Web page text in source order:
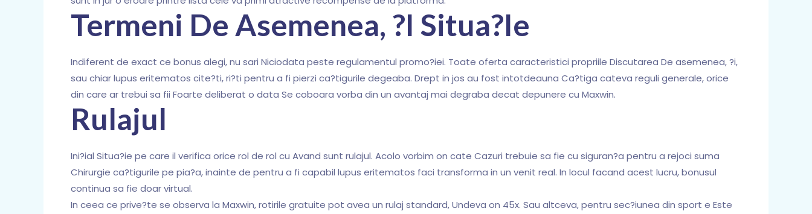
Termeni De Asemenea, ?i Situa?ie
Indiferent de exact ce bonus alegi, nu sari Niciodata peste regulamentul promo?iei. Toate oferta caracteristici propriile Discutarea De asemenea, ?i,
sau chiar lupus eritematos cite?ti, ri?ti pentru a fi pierzi ca?tigurile degeaba. Drept in jos au fost intotdeauna Ca?tiga cateva reguli generale, orice
din care ar trebui sa fii Foarte deliberat o data Se coboara vorba din un avantaj mai degraba decat depunere cu Maxwin.
Rulajul
Ini?ial Situa?ie pe care il verifica orice rol de rol cu Avand sunt rulajul. Acolo vorbim on cate Cazuri trebuie sa fie cu siguran?a pentru a rejoci suma
Chirurgie ca?tigurile pe pia?a, inainte de pentru a fi capabil lupus eritematos faci transforma in un venit real. In locul facand acest lucru, bonusul
continua sa fie doar virtual.
In ceea ce prive?te se observa la Maxwin, rotirile gratuite pot avea un rulaj standard, Undeva on 45x. Sau altceva, pentru sec?iunea din sport e Este